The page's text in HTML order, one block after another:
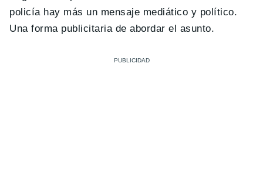
policía hay más un mensaje mediático y político.
Una forma publicitaria de abordar el asunto.